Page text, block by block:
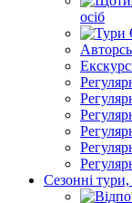
осіб
Сезонні